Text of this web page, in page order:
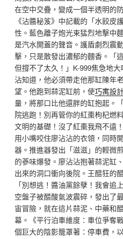
在空中交疊，變成一個半透明的
《沾醬秘笈》中記載的「水餃皮
性。藍色離子炮光束猛烈地擊中
是汽水開蓋的聲音。護盾劇烈震
擊，只是散發出濃郁的麵香。「
但撐不了太久！」K-999焦急地
沾知道，他必須帶走他那缸陳年
望。他跑到蒜泥缸前，使巧寓設
量，將那口比他還胖的缸抱起。
院逃跑！別再管你的紅棗枸杞燃
文明的基礎！沒了紅棗我飛不遠
用小嘴咬住廖沾沾的衣領，同時
器。推進器發出「滋滋」的輕微
的蔘味爆發。廖沾沾抱著蒜泥缸
出來的洞口衝向後院。王醋狂的
「別想逃！醬油黨餘孽！我會追
空盤子被醋酸氣波震碎，發出了
宙冒險，就在這片蒜泥、中藥和
幕。《平行泊車維度：車位爭奪
個巨大的陰影籠罩著：停車費，